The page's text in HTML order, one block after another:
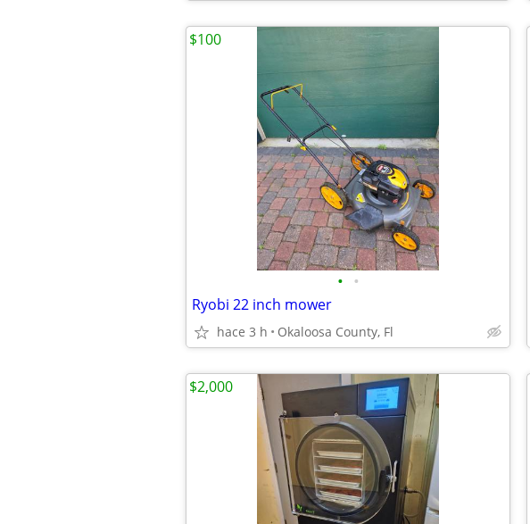
• •
Ryobi 22 inch mower
hace 3 h Okaloosa County, Fl
$100
$2,000